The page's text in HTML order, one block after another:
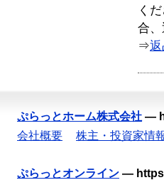
く
合
⇒
ぷらっとホーム株式会社 —
会社概要
株主・投資家情
ぷらっとオンライン —